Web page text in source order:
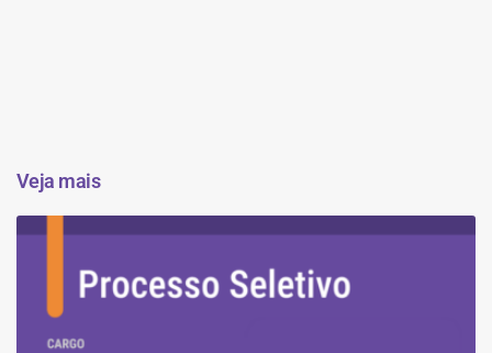
Veja mais